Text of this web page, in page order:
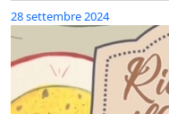
28 settembre 2024